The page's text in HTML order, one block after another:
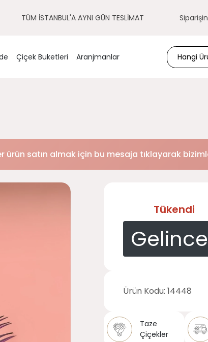
TÜM İSTANBUL'A AYNI GÜN TESLİMAT
Çiçek Buketleri Aranjmanlar
satın almak için bu mesaja tıklayarak
Tükendi
Ürün Kodu: 14448
Taze
Çiçekler